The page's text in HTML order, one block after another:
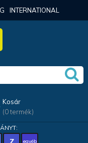
INTERNATIONAL
Kosár
(0 termék)
egyéb